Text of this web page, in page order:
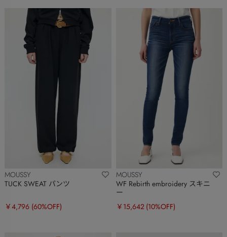
MOUSSY
TUCK SWEAT パンツ
￥4,796 (60%OFF)
MOUSSY
WF Rebirth embroidery スキニ
ー
￥15,642 (10%OFF)